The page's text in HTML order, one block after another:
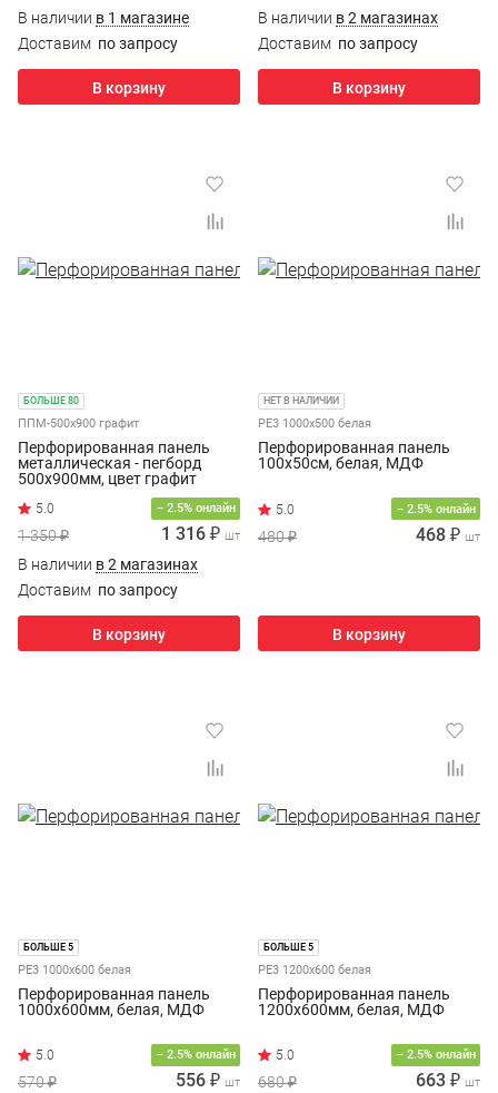
В наличии в 1 магазине
Доставим по запросу
В корзину
В наличии в 2 магазинах
Доставим по запросу
В корзину
БОЛЬШЕ 80
ППМ-500х900 графит
Перфорированная панель
металлическая - пегборд
500х900мм, цвет графит
− 2.5% онлайн
1 350 ₽ 1 316 ₽ шт
В наличии в 2 магазинах
Доставим по запросу
В корзину
НЕТ В НАЛИЧИИ
PE3 1000х500 белая
Перфорированная панель
100х50см, белая, МДФ
− 2.5% онлайн
480 ₽ 468 ₽ шт
В корзину
БОЛЬШЕ 5
PE3 1000х600 белая
Перфорированная панель
1000х600мм, белая, МДФ
− 2.5% онлайн
570 ₽ 556 ₽ шт
БОЛЬШЕ 5
PE3 1200х600 белая
Перфорированная панель
1200х600мм, белая, МДФ
− 2.5% онлайн
680 ₽ 663 ₽ шт